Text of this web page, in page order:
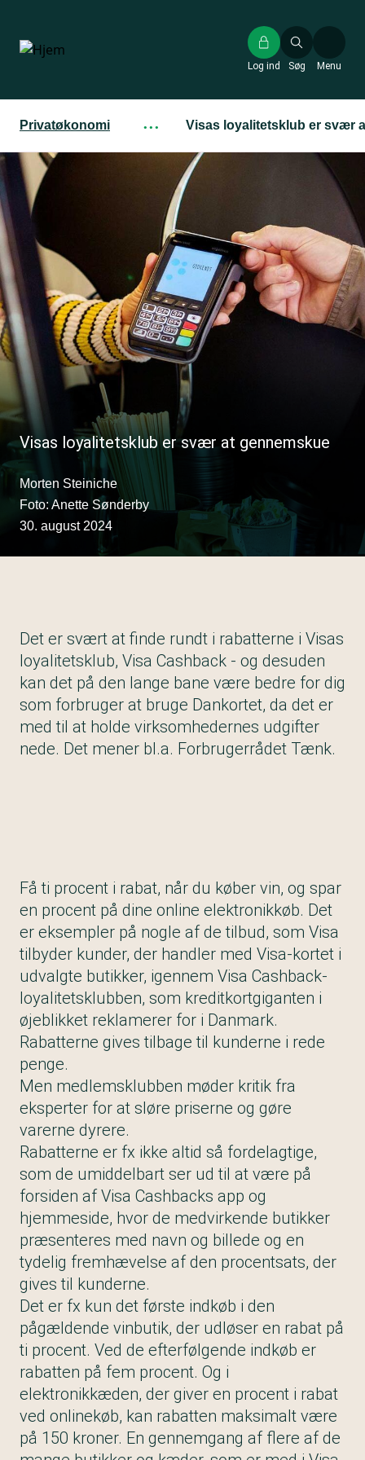
hovedindhold
Søg
Log ind Menu
Privatøkonomi ··· Visas loyalitetsklub er svær
Visas loyalitetsklub er svær at gennemskue
Morten Steiniche
Foto: Anette Sønderby
30. august 2024
Det er svært at finde rundt i rabatterne i Visas
loyalitetsklub, Visa Cashback - og desuden
kan det på den lange bane være bedre for dig
som forbruger at bruge Dankortet, da det er
med til at holde virksomhedernes udgifter
nede. Det mener bl.a. Forbrugerrådet Tænk.
Få ti procent i rabat, når du køber vin, og spar
en procent på dine online elektronikkøb. Det
er eksempler på nogle af de tilbud, som Visa
tilbyder kunder, der handler med Visa-kortet i
udvalgte butikker, igennem Visa Cashback-
loyalitetsklubben, som kreditkortgiganten i
øjeblikket reklamerer for i Danmark.
Rabatterne gives tilbage til kunderne i rede
penge.
Men medlemsklubben møder kritik fra
eksperter for at sløre priserne og gøre
varerne dyrere.
Rabatterne er fx ikke altid så fordelagtige,
som de umiddelbart ser ud til at være på
forsiden af Visa Cashbacks app og
hjemmeside, hvor de medvirkende butikker
præsenteres med navn og billede og en
tydelig fremhævelse af den procentsats, der
gives til kunderne.
Det er fx kun det første indkøb i den
pågældende vinbutik, der udløser en rabat på
ti procent. Ved de efterfølgende indkøb er
rabatten på fem procent. Og i
elektronikkæden, der giver en procent i rabat
ved onlinekøb, kan rabatten maksimalt være
på 150 kroner. En gennemgang af flere af de